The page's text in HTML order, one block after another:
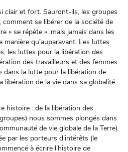
clair et fort. Sauront-ils, les groupes
se libérer de la société de
« se répète », mais jamais dans les
manière qu’auparavant. Les luttes
les luttes pour la libération des
des travailleurs et des femmes
dans la lutte pour la libération de
libération de la vie dans sa globalité
histoire : de la libération des
nous sommes plongés dans
de vie globale de la Terre).
par les porteurs d’intérêts (le
à écrire l’histoire de